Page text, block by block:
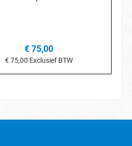
€ 75,00
€ 75,00 Exclusief BTW